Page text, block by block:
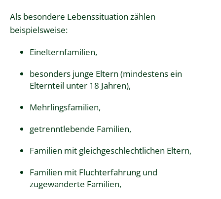
Als besondere Lebenssituation zählen
beispielsweise:
Einelternfamilien,
besonders junge Eltern (mindestens ein
Elternteil unter 18 Jahren),
Mehrlingsfamilien,
getrenntlebende Familien,
Familien mit gleichgeschlechtlichen Eltern,
Familien mit Fluchterfahrung und
zugewanderte Familien,